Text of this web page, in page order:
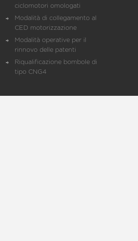
ciclomotori omologati
Modalità di collegamento al
CED motorizzazione
Modalità operative per il
rinnovo delle patenti
Riqualificazione bombole di
tipo CNG4